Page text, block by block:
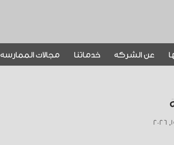
عن الشركة خدماتنا مجالات الممارسة